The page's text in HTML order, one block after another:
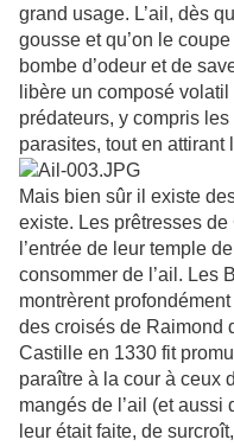
grand usage. L’ail, dès
gousse et qu’on le
bombe d’odeur et de
libère un composé volatil
prédateurs, y compris
parasites, tout en attirant
Mais bien sûr il existe
existe. Les prêtresses
l’entrée de leur temple
consommer de l’ail. Les
montrèrent
des croisés de Raimond
Castille en 1330 fit
paraître à la cour à ceux
mangés de l’ail (et aussi
leur était faite, de